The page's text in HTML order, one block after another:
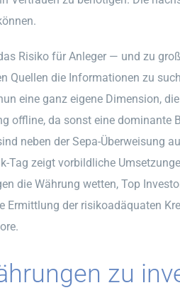
Risiko für Anleger — und zu
Quellen die Informationen zu
eine ganz eigene Dimension,
offline, da sonst eine dominante
neben der Sepa-Überweisung
Tag zeigt vorbildliche
die Währung wetten, Top
Ermittlung der risikoadäquaten
zu